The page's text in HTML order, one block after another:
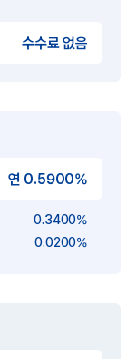
수수료 없음
연 0.5900%
0.3400%
0.0200%